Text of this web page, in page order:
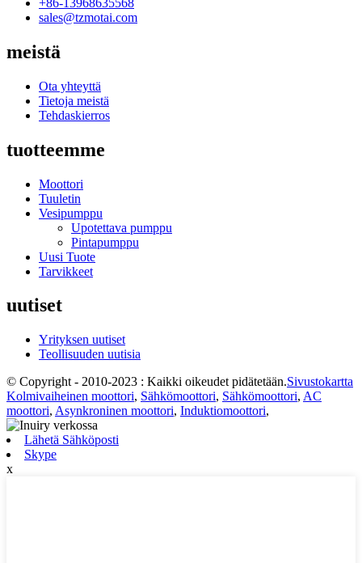
+86-13968635568
sales@tzmotai.com
meistä
Ota yhteyttä
Tietoja meistä
Tehdaskierros
tuotteemme
Moottori
Tuuletin
Vesipumppu
Upotettava pumppu
Pintapumppu
Uusi Tuote
Tarvikkeet
uutiset
Yrityksen uutiset
Teollisuuden uutisia
© Copyright - 2010-2023 : Kaikki oikeudet pidätetään.Sivustokartta
Kolmivaiheinen moottori, Sähkömoottori, Sähkömoottori, AC
moottori, Asynkroninen moottori, Induktiomoottori,
Lähetä Sähköposti
Skype
x